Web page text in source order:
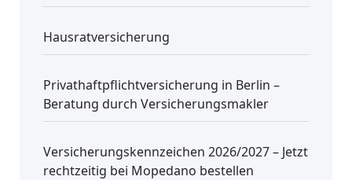
Hausratversicherung
Privathaftpflichtversicherung in Berlin –
Beratung durch Versicherungsmakler
Versicherungskennzeichen 2026/2027 – Jetzt
rechtzeitig bei Mopedano bestellen